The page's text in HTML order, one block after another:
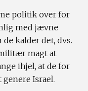
politik over for
med jævne
de kalder det, dvs.
magt at
ihjel, at de for
Israel.